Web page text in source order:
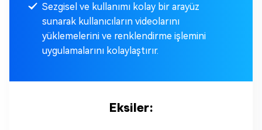
Sezgisel ve kullanımı kolay bir arayüz
sunarak kullanıcıların videolarını
yüklemelerini ve renklendirme işlemini
uygulamalarını kolaylaştırır.
Eksiler: